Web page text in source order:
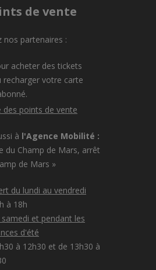
de vente
nos partenaires :
acheter des tickets
recharger votre carte
des points de vente
à l'Agence Mobilité :
du Champ de Mars, arrêt
de Mars »
du lundi au vendredi
à 18h
samedi et pendant les
d'été
à 12h30 et de 13h30 à